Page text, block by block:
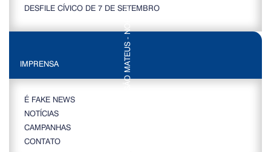
DESFILE CÍVICO DE 7 DE SETEMBRO
IMPRENSA
É FAKE NEWS
NOTÍCIAS
CAMPANHAS
CONTATO